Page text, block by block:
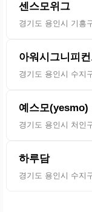
센스모위그
경기도 용인시 기흥
아워시그니피컨
경기도 용인시 수지
예스모(yesmo)
경기도 용인시 처인
하루담
경기도 용인시 수지